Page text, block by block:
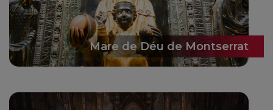
Mare de Déu de Montserrat